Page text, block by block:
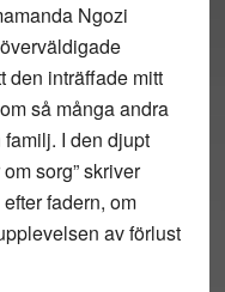
Ngozi
den inträffade mitt
så många andra
I den djupt
sorg” skriver
fadern, om
av förlust